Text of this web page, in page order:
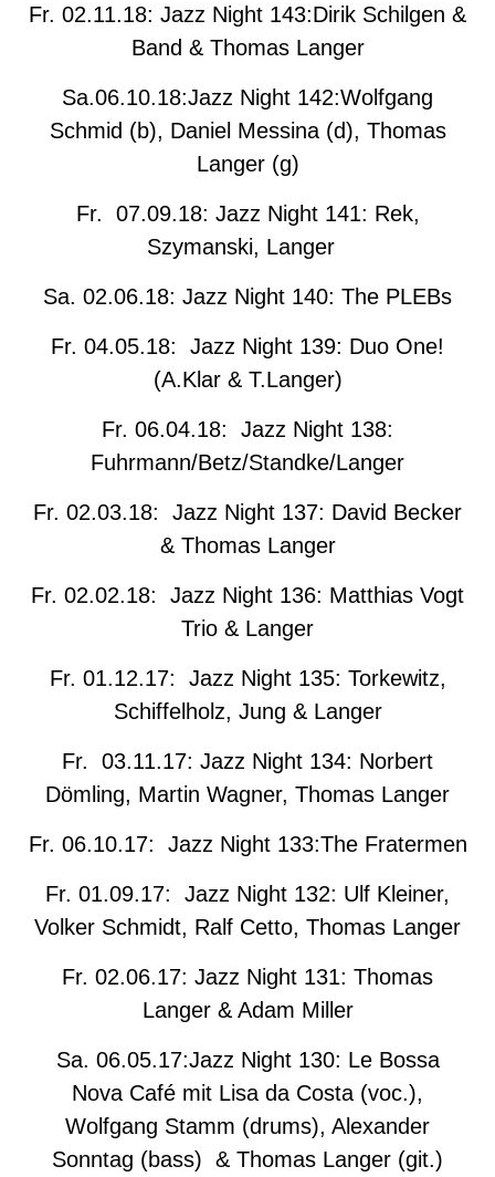
Fr. 02.11.18: Jazz Night 143:Dirik Schilgen &
Band & Thomas Langer
Sa.06.10.18:Jazz Night 142:Wolfgang
Schmid (b), Daniel Messina (d), Thomas
Langer (g)
Fr. 07.09.18: Jazz Night 141: Rek,
Szymanski, Langer
Sa. 02.06.18: Jazz Night 140: The PLEBs
Fr. 04.05.18: Jazz Night 139: Duo One!
(A.Klar & T.Langer)
Fr. 06.04.18: Jazz Night 138:
Fuhrmann/Betz/Standke/Langer
Fr. 02.03.18: Jazz Night 137: David Becker
& Thomas Langer
Fr. 02.02.18: Jazz Night 136: Matthias Vogt
Trio & Langer
Fr. 01.12.17: Jazz Night 135: Torkewitz,
Schiffelholz, Jung & Langer
Fr. 03.11.17: Jazz Night 134: Norbert
Dömling, Martin Wagner, Thomas Langer
Fr. 06.10.17: Jazz Night 133:The Fratermen
Fr. 01.09.17: Jazz Night 132: Ulf Kleiner,
Volker Schmidt, Ralf Cetto, Thomas Langer
Fr. 02.06.17: Jazz Night 131: Thomas
Langer & Adam Miller
Sa. 06.05.17:Jazz Night 130: Le Bossa
Nova Café mit Lisa da Costa (voc.),
Wolfgang Stamm (drums), Alexander
Sonntag (bass) & Thomas Langer (git.)